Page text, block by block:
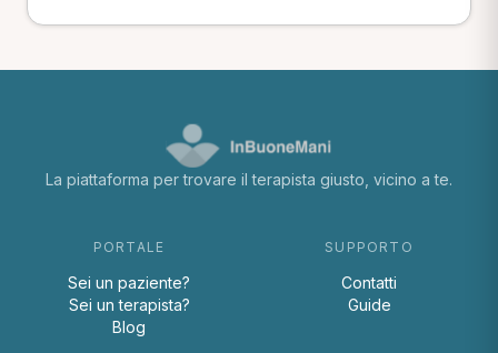
La piattaforma per trovare il terapista giusto, vicino a te.
PORTALE
Sei un paziente?
Sei un terapista?
Blog
SUPPORTO
Contatti
Guide